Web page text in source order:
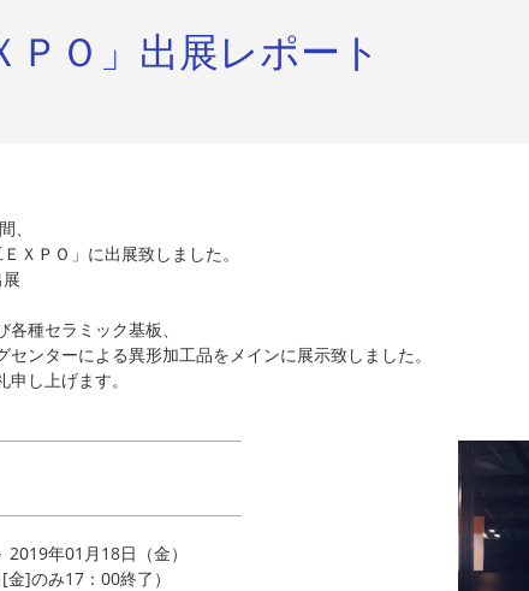
ＰＯ」出展レポート
、
ＸＰＯ」に出展致しました。
種セラミック基板、
ンターによる異形加工品をメインに展示致しました。
し上げます。
年01月18日（金）
]のみ17：00終了）